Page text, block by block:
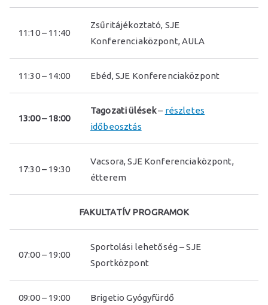
á
d
m
á
11:10 – 11:40
Zsűritájékoztató, SJE
Konferenciaközpont, AULA
11:30 – 14:00 Ebéd, SJE Konferenciaközpont
13:00 – 18:00
Tagozati ülések– részletes
időbeosztás
17:30 – 19:30
Vacsora, SJE Konferenciaközpont,
étterem
FAKULTATÍV PROGRAMOK
07:00 – 19:00
Sportolási lehetőség – SJE
Sportközpont
09:00 – 19:00 Brigetio Gyógyfürdő